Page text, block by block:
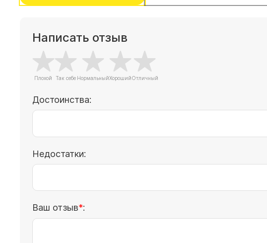
Написать отзыв
Достоинства:
Недостатки:
Ваш отзыв :